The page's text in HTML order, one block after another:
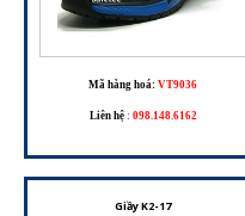
Mã hàng hoá: VT9036
Liên hệ : 098.148.6162
Giầy K2-17